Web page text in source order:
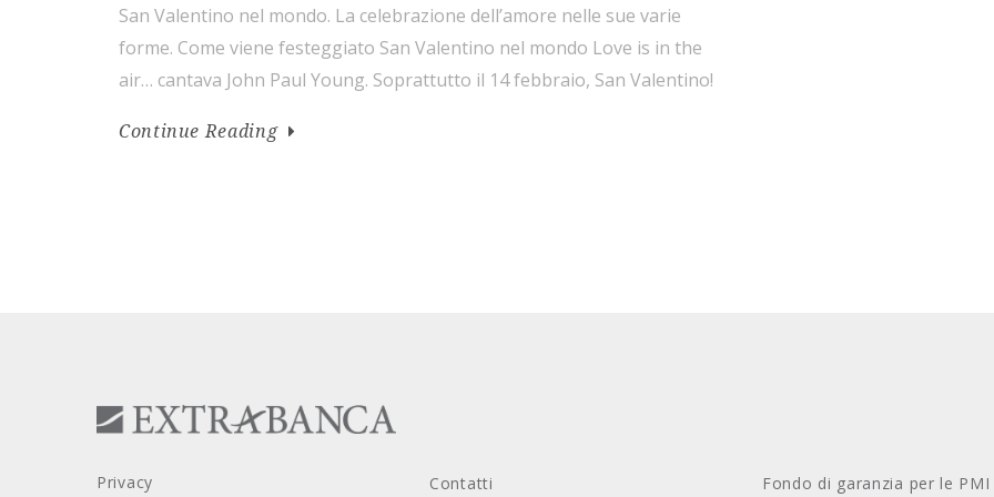
San Valentino nel mondo. La celebrazione dell’amore nelle sue varie
forme. Come viene festeggiato San Valentino nel mondo Love is in the
air… cantava John Paul Young. Soprattutto il 14 febbraio, San Valentino!
l’uno per l’altro scambiandosi piccoli regali, scatole di dolci e cioccolatini
Continue Reading
Privacy Contatti Fondo di garanzia per le